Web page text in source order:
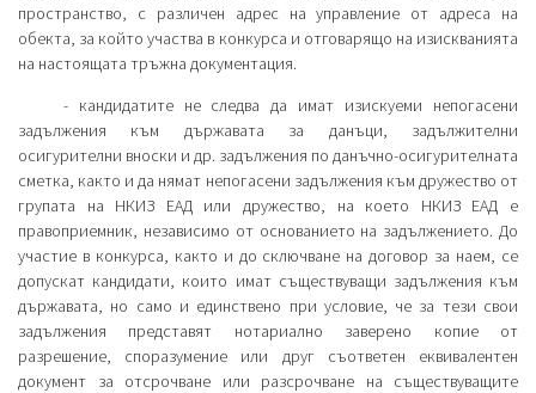
пространство, с различен адрес на управление от адреса на
обекта, за който участва в конкурса и отговарящо на изискванията
на настоящата тръжна документация.
- кандидатите не следва да имат изискуеми непогасени
задължения към държавата за данъци, задължителни
осигурителни вноски и др. задължения по данъчно-осигурителната
сметка, както и да нямат непогасени задължения към дружество от
групата на НКИЗ ЕАД или дружество, на което НКИЗ ЕАД е
правоприемник, независимо от основанието на задължението. До
участие в конкурса, както и до сключване на договор за наем, се
допускат кандидати, които имат съществуващи задължения към
държавата, но само и единствено при условие, че за тези свои
задължения представят нотариално заверено копие от
разрешение, споразумение или друг съответен еквивалентен
документ за отсрочване или разсрочване на съществуващите